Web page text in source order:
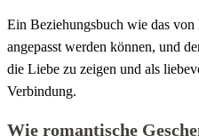
Ein Beziehungsbuch wie das
angepasst werden können, und
die Liebe zu zeigen und als
Verbindung.
Wie romantische